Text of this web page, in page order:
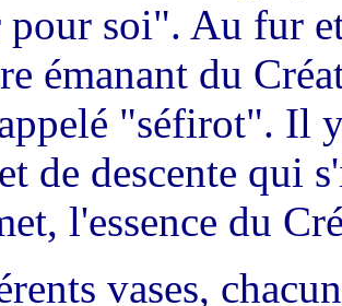
soi". Au fur
émanant du
"séfirot". Il
de descente qui
l'essence du
vases,